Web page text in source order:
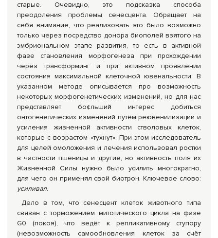
старые. Очевидно, это подсказка способа
преодоления проблемы сенесцента. Обращает на
себя внимание, что реализовать это было возможно
только через посредство донора биополей взятого на
эмбриональном этапе развития, то есть в активной
фазе становления морфогенеза при прохождении
через трансформинг и при активном проявлении
состояния максимальной клеточной ювенальности. В
указанном методе описывается про возможность
некоторых морфогенетических изменений, но для нас
представляет бо¢льший интерес добиться
онтогенетических изменений путём реювенилизации и
усиления жизненной активности стволовых клеток,
которые с возрастом «тухнут». При этом исследователь
для целей омоложения и лечения использовал ростки
в частности пшеницы и другие, но активность поля их
Жизненной Силы нужно было усилить многократно,
для чего он применял свой биотрон. Ключевое слово:
усиливал.
Дело в том, что сенесцент клеток животного типа
связан с торможением митотического цикла на фазе
G0 (покоя), что ведёт к репликативному ступору
(невозможность самообновления клеток за счёт